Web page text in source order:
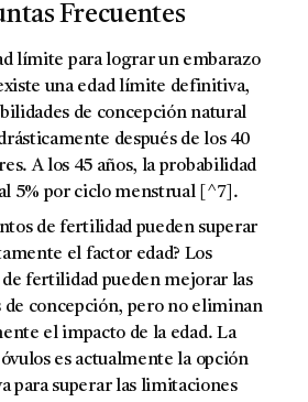
Frecuentes
límite para lograr un embarazo
una edad límite definitiva,
de concepción natural
después de los 40
A los 45 años, la probabilidad
5% por ciclo menstrual [^7].
de fertilidad pueden superar
el factor edad? Los
fertilidad pueden mejorar las
de concepción, pero no eliminan
el impacto de la edad. La
es actualmente la opción
para superar las limitaciones